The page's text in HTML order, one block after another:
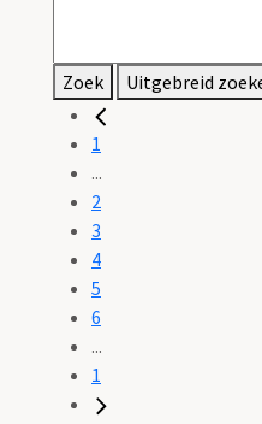
Zoek Uitgebreid
1
...
2
3
4
5
6
...
1